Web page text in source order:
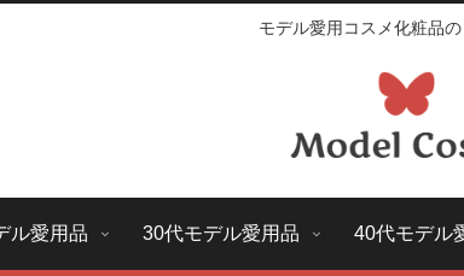
モデル愛用コスメ化粧品
ル愛用品 30代モデル愛用品 40代モデル